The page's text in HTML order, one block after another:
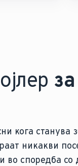
кога станува
никакви
споредба со